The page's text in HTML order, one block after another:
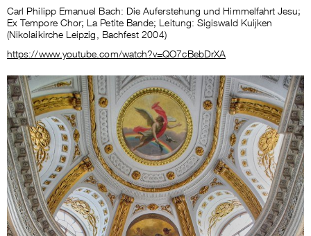
Carl Philipp Emanuel Bach: Die Auferstehung und Himmelfahrt Jesu;
Ex Tempore Chor; La Petite Bande; Leitung: Sigiswald Kuijken
(Nikolaikirche Leipzig, Bachfest 2004)
https://www.youtube.com/watch?v=QO7cBebDrXA